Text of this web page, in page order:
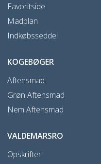
Favoritside
Madplan
Indkøbsseddel
KOGEBØGER
Aftensmad
Grøn Aftensmad
Nem Aftensmad
VALDEMARSRO
Opskrifter